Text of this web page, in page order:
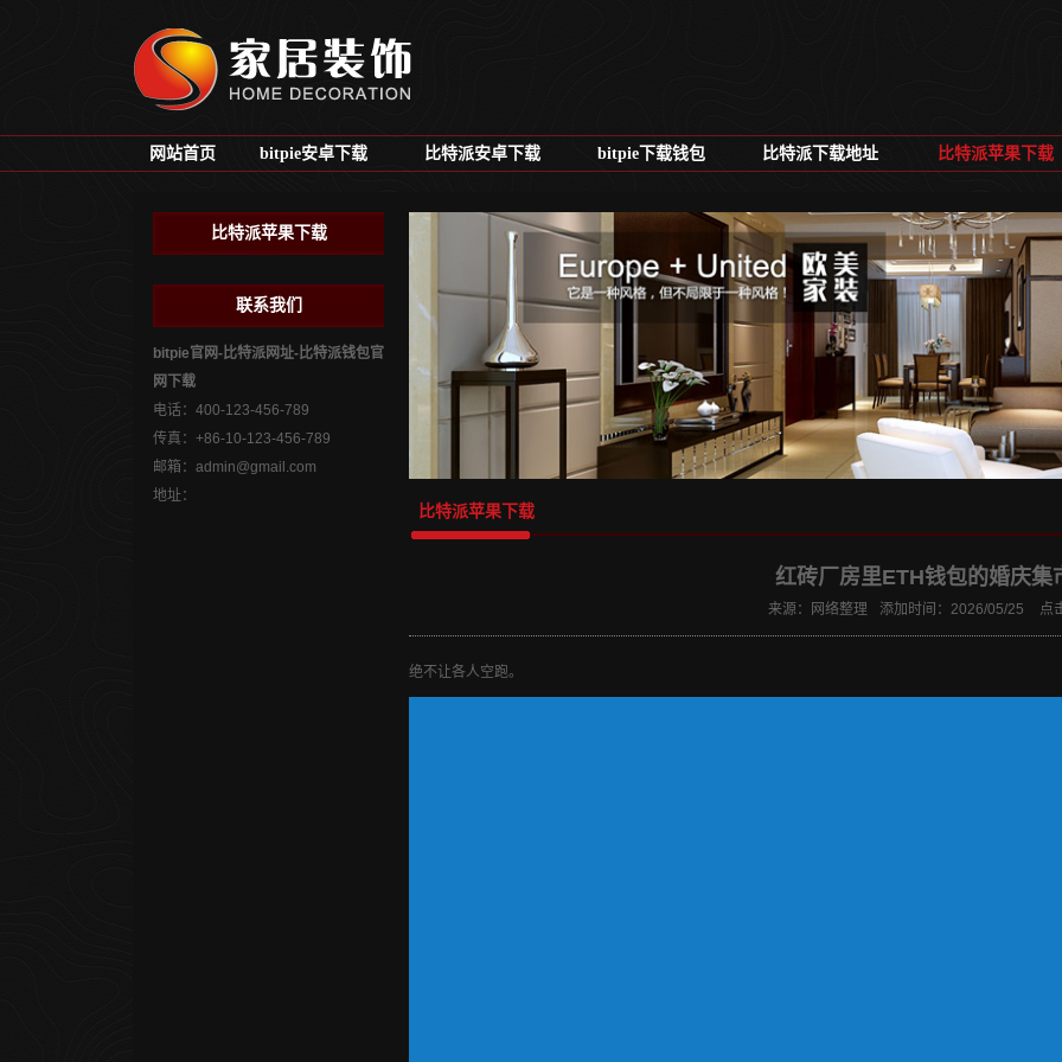
网站首页 bitpie安卓下载 比特派安卓下载 bitpie下载钱包 比特派下载地址 比特派苹果下载
比特派苹果下载
联系我们
bitpie官网-比特派网址-比特派钱包官
网下载
电话：400-123-456-789
传真：+86-10-123-456-789
邮箱： admin@gmail.com
地址：
比特派苹果下载
红砖厂房里ETH钱包的婚庆集
来源： 网络整理 添加时间： 2026/05/25 点
绝不让各人空跑。